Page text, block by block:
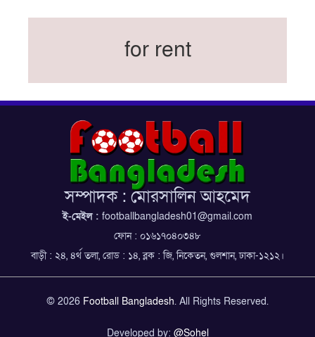
সরিয়ে নিয়েছে ইরান
বর্ষসেরা ক্রীড়াবিদ ও পপুলার চয়েজসহ ফুটবলার হামজা
ব্রাজিলের বিশ্বকাপ দলে নেইমার, জল্পনার অবসান
ইতিহাস গড়ার অপেক্ষায় রোনালদো!
ফেডারেশন কাপ: আজকের ফাইনাল বুধবার
কুল-বিএসপিএ অ্যাওয়ার্ডের সংক্ষিপ্ত তালিকায় হামজা-
ঋতুপর্ণা
বসুন্ধরা কিংসের ষষ্ঠ শিরোপা জয়
for rent
সম্পাদক : মোরসালিন আহমেদ
ই-মেইল : footballbangladesh01@gmail.com
ফোন : ০১৬১৭০৪০৩৪৮
বাড়ী : ২৪, ৪র্থ তলা, রোড : ১৪, ব্লক : জি, নিকেতন, গুলশান, ঢাকা-১২১২।
© 2026 Football Bangladesh. All Rights Reserved.
Developed by: @Sohel